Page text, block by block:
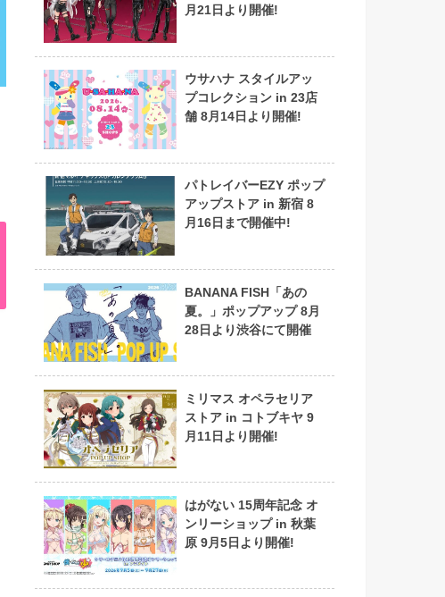
月21日より開催!
ウサハナ スタイルアッ
プコレクション in 23店
舗 8月14日より開催!
パトレイバーEZY ポップ
アップストア in 新宿 8
月16日まで開催中!
BANANA FISH「あの
夏。」ポップアップ 8月
28日より渋谷にて開催
ミリマス オペラセリア
ストア in コトブキヤ 9
月11日より開催!
はがない 15周年記念 オ
ンリーショップ in 秋葉
原 9月5日より開催!